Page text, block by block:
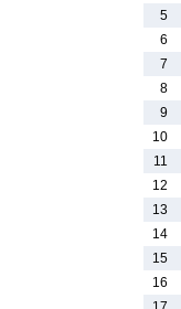
5
6
7
8
9
10
11
12
13
14
15
16